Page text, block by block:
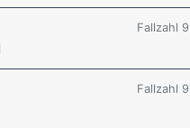
Fallzahl 9
Fallzahl 9